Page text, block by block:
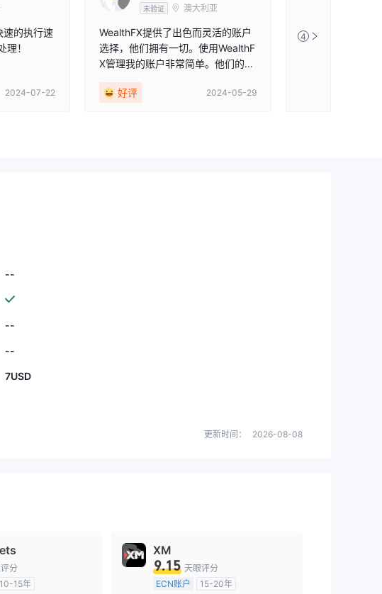
速的执行速
！
2024-07-22
未验证 澳大利亚
WealthFX提供了出色而灵活的账户
选择，他们拥有一切。使用WealthF
X管理我的账户非常简单。他们的平
我感兴趣的资产。订单执行也非常
好评 2024-05-29
4
--
--
--
7USD
更新时间： 2026-08-08
分
10-15年
XM
9.15 天眼评分
ECN账户
15-20年